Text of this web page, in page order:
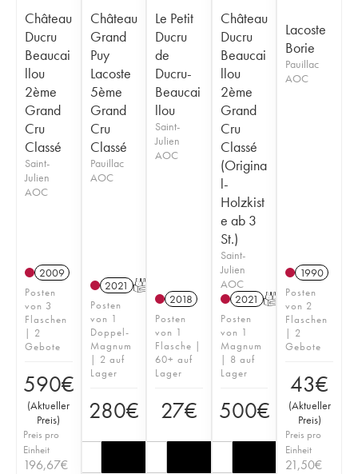
Château
Ducru
Beaucai
llou
2ème
Grand
Cru
Classé
Saint-
Julien
AOC
2009
Posten
von 3
Flaschen
| 2
Gebote
590€
(Aktueller
Preis)
Preis pro
Einheit
196,67€
Château
Grand
Puy
Lacoste
5ème
Grand
Cru
Classé
Pauillac
AOC
2021 T
Posten
von 1
Doppel-
Magnum
| 2 auf
Lager
280€
Le Petit
Ducru
de
Ducru-
Beaucai
llou
Saint-
Julien
AOC
2018
Posten
von 1
Flasche |
60+ auf
Lager
27€
Château
Ducru
Beaucai
llou
2ème
Grand
Cru
Classé
(Origina
l-
Holzkist
e ab 3
St.)
Saint-
Julien
AOC
2021 T
Posten
von 1
Magnum
| 8 auf
Lager
500€
Lacoste
Borie
Pauillac
AOC
1990
Posten
von 2
Flaschen
| 2
Gebote
43€
(Aktueller
Preis)
Preis pro
Einheit
21,50€